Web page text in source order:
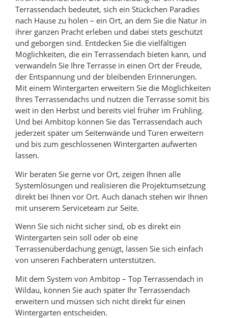
Terrassendach bedeutet, sich ein Stückchen Paradies
nach Hause zu holen – ein Ort, an dem Sie die Natur in
ihrer ganzen Pracht erleben und dabei stets geschützt
und geborgen sind. Entdecken Sie die vielfältigen
Möglichkeiten, die ein Terrassendach bieten kann, und
verwandeln Sie Ihre Terrasse in einen Ort der Freude,
der Entspannung und der bleibenden Erinnerungen.
Mit einem Wintergarten erweitern Sie die Möglichkeiten
Ihres Terrassendachs und nutzen die Terrasse somit bis
weit in den Herbst und bereits viel früher im Frühling.
Und bei Ambitop können Sie das Terrassendach auch
jederzeit später um Seitenwände und Türen erweitern
und bis zum geschlossenen Wintergarten aufwerten
lassen.
Wir beraten Sie gerne vor Ort, zeigen Ihnen alle
Systemlösungen und realisieren die Projektumsetzung
direkt bei Ihnen vor Ort. Auch danach stehen wir Ihnen
mit unserem Serviceteam zur Seite.
Wenn Sie sich nicht sicher sind, ob es direkt ein
Wintergarten sein soll oder ob eine
Terrassenüberdachung genügt, lassen Sie sich einfach
von unseren Fachberatern unterstützen.
Mit dem System von Ambitop – Top Terrassendach in
Wildau, können Sie auch später Ihr Terrassendach
erweitern und müssen sich nicht direkt für einen
Wintergarten entscheiden.